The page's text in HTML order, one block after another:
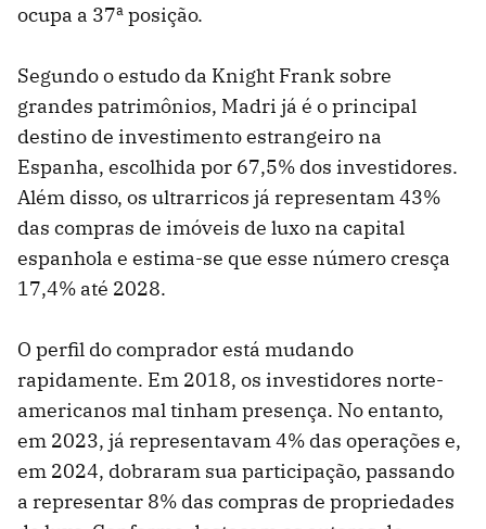
ocupa a 37ª posição.
Segundo o estudo da Knight Frank sobre
grandes patrimônios, Madri já é o principal
destino de investimento estrangeiro na
Espanha, escolhida por 67,5% dos investidores.
Além disso, os ultrarricos já representam 43%
das compras de imóveis de luxo na capital
espanhola e estima-se que esse número cresça
17,4% até 2028.
O perfil do comprador está mudando
rapidamente. Em 2018, os investidores norte-
americanos mal tinham presença. No entanto,
em 2023, já representavam 4% das operações e,
em 2024, dobraram sua participação, passando
a representar 8% das compras de propriedades